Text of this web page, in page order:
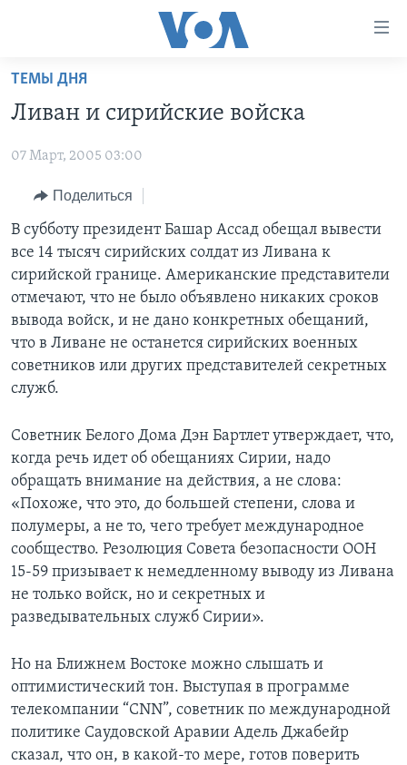
Перейти
основной
Перейти
навигации
Перейти
поиск
АМЕРИКА
НОВОСТИ ЗА МИНУТУ
ИТОГИ
ПОЧЕМУ ЭТО ВАЖНО?
ДИСКУССИЯ VOA
ДЕТАЛИ
АМЕРИКА. БОЛЬШОЕ ПУТЕШЕСТВИЕ
ПРОЕКТЫ
УЧИМ АНГЛИЙСКИЙ
НАША АМЕРИКАНСКАЯ ИСТОРИЯ
А КАК В АМЕРИКЕ?
АРТЕФАКТЫ
АМЕРИКАНСКИЕ ГОРОДКИ
ЭКСПЕРТИЗА
ИНТЕРВЬЮ
ФАКТЫ ПРОТИВ ФЕЙКОВ
ЗА СВОБОДУ ПРЕССЫ
УЧИМ АНГЛИЙСКИЙ
ВИДЕО
ПОДПИСКА НА НОВОСТИ
Learning English
СОЦИАЛЬНЫЕ СЕТИ
Языки
ТЕМЫ ДНЯ
Ливан и сирийские войска
07 Март, 2005 03:00
Поделиться
В субботу президент Башар Ассад обещал вывести
все 14 тысяч сирийских солдат из Ливана к
сирийской границе. Американские представители
отмечают, что не было объявлено никаких сроков
вывода войск, и не дано конкретных обещаний,
что в Ливане не останется сирийских военных
советников или других представителей секретных
служб.
Советник Белого Дома Дэн Бартлет утверждает, что,
когда речь идет об обещаниях Сирии, надо
обращать внимание на действия, а не слова:
«Похоже, что это, до большей степени, слова и
полумеры, а не то, чего требует международное
сообщество. Резолюция Совета безопасности ООН
15-59 призывает к немедленному выводу из Ливана
не только войск, но и секретных и
разведывательных служб Сирии».
Но на Ближнем Востоке можно слышать и
оптимистический тон. Выступая в программе
телекомпании “CNN”, советник по международной
политике Саудовской Аравии Адель Джабейр
сказал, что он, в какой-то мере, готов поверить